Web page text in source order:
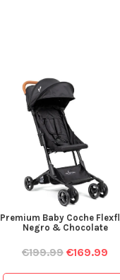
Premium Baby Coche
Negro & Chocolate
€199.99 €169.99